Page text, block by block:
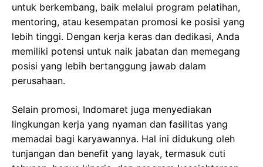
untuk berkembang, baik melalui program pelatihan,
mentoring, atau kesempatan promosi ke posisi yang
lebih tinggi. Dengan kerja keras dan dedikasi, Anda
memiliki potensi untuk naik jabatan dan memegang
posisi yang lebih bertanggung jawab dalam
perusahaan.
Selain promosi, Indomaret juga menyediakan
lingkungan kerja yang nyaman dan fasilitas yang
memadai bagi karyawannya. Hal ini didukung oleh
tunjangan dan benefit yang layak, termasuk cuti